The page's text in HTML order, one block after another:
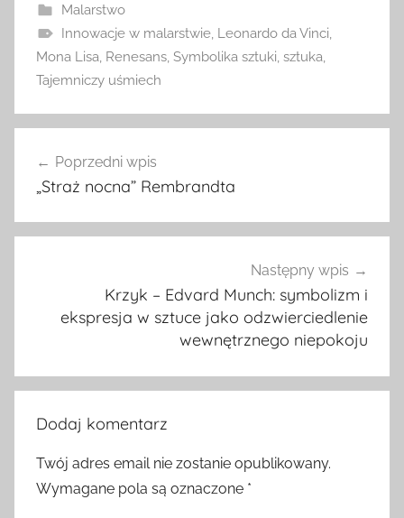
Malarstwo
Innowacje w malarstwie, Leonardo da Vinci
Mona Lisa Renesans Symbolika sztuki sztuka
Tajemniczy uśmiech
wpisu
Poprzedni wpis
„Straż nocna” Rembrandta
Następny wpis
Krzyk – Edvard Munch: symbolizm i
ekspresja w sztuce jako odzwierciedlenie
wewnętrznego niepokoju
Dodaj komentarz
Twój adres email nie zostanie opublikowany.
Wymagane pola są oznaczone *